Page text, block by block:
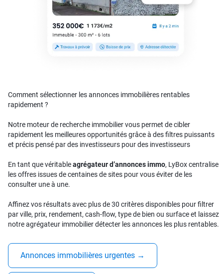
Comment sélectionner les annonces immobilières rentables
rapidement ?
Notre moteur de recherche immobilier vous permet de cibler
rapidement les meilleures opportunités grâce à des filtres puissants
et précis pensé par des investisseurs pour des investisseurs
En tant que véritableagrégateur d’annonces immo, LyBox centralise
les offres issues de centaines de sites pour vous éviter de les
consulter une à une.
Affinez vos résultats avec plus de 30 critères disponibles pour filtrer
par ville, prix, rendement, cash-flow, type de bien ou surface et laissez
notre agrégateur immobilier détecter les annonces les plus rentables.
Annonces immobilières urgentes →